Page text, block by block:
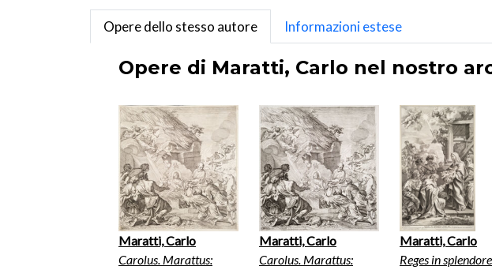
Opere dello stesso autore Informazioni estese
Opere di Maratti, Carlo nel nostro
Maratti, Carlo
Carolus. Marattus:
Maratti, Carlo
Carolus. Marattus:
Maratti, Carlo
Reges in